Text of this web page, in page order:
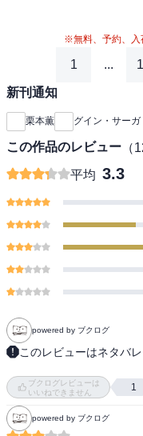
※無料、予約、入
1 ...
新刊通知
栗本薫 グイン・サーガ
この作品のレビュー （
平均 3.3
powered by ブクログ
このレビューはネタバレ
収集がつかない感じにな
そうなのですが、本編を
ブクログレビューは
いいねできません
1
powered by ブクログ